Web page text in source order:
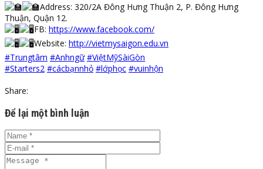
Address: 320/2A Đông Hưng Thuận 2, P. Đông Hưng
Thuận, Quận 12.
FB: https://www.facebook.com/
Website: http://vietmysaigon.edu.vn
#Trungtâm #Anhngữ #ViệtMỹSàiGòn
#Starters2 #cácbạnnhỏ #lớphọc #vuinhộn
Share:
Để lại một bình luận